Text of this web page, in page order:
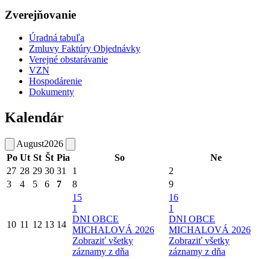
Zverejňovanie
Úradná tabuľa
Zmluvy Faktúry Objednávky
Verejné obstarávanie
VZN
Hospodárenie
Dokumenty
Kalendár
August2026
Po Ut St Št Pia So
Ne
27 28 29 30 31 1
2
3
4 5 6 7 8 9
10 11 12 13 14
15
1
DNI OBCE
MICHALOVÁ 2026
Zobraziť všetky
záznamy z dňa
16
1
DNI OBCE
MICHALOVÁ 2026
Zobraziť všetky
záznamy z dňa